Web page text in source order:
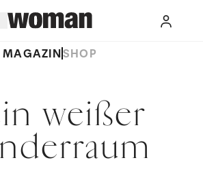
MAGAZINSHOP
weißer